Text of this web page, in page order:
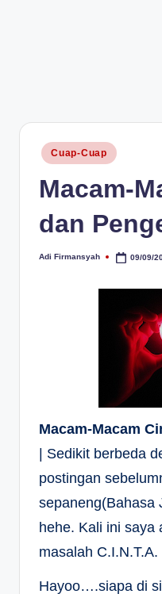
Posted
in
Cuap-Cuap
Macam-
dan
Posted
Adi Firmansyah 09/09/
Macam-Macam
| Sedikit berbeda
postingan
sepaneng(Bahasa
hehe. Kali ini saya
masalah C.I.N.T.A.
Hayoo….siapa di